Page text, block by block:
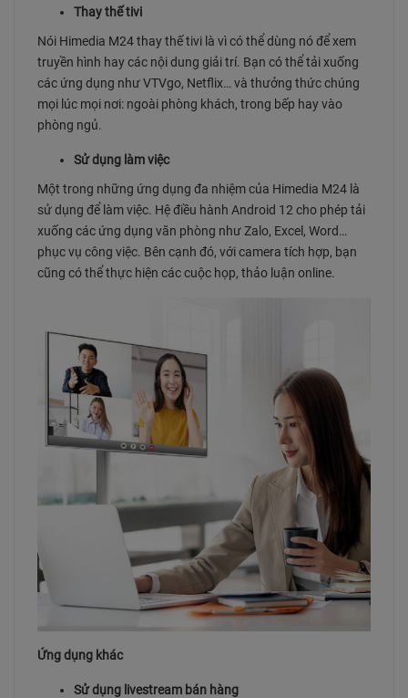
Thay thế tivi
Nói Himedia M24 thay thế tivi là vì có thể dùng nó để xem
truyền hình hay các nội dung giải trí. Bạn có thể tải xuống
các ứng dụng như VTVgo, Netflix… và thưởng thức chúng
mọi lúc mọi nơi: ngoài phòng khách, trong bếp hay vào
phòng ngủ.
Sử dụng làm việc
Một trong những ứng dụng đa nhiệm của Himedia M24 là
sử dụng để làm việc. Hệ điều hành Android 12 cho phép tải
xuống các ứng dụng văn phòng như Zalo, Excel, Word…
phục vụ công việc. Bên cạnh đó, với camera tích hợp, bạn
cũng có thể thực hiện các cuộc họp, thảo luận online.
Ứng dụng khác
Sử dụng livestream bán hàng